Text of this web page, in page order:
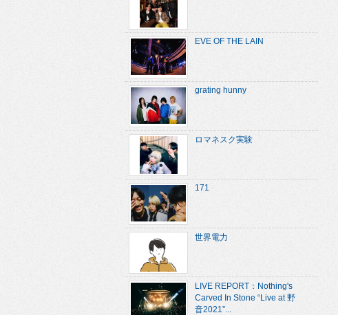
EVE OF THE LAIN
grating hunny
ロマネスク実験
171
世界電力
LIVE REPORT：Nothing's
Carved In Stone “Live at 野
音2021”...